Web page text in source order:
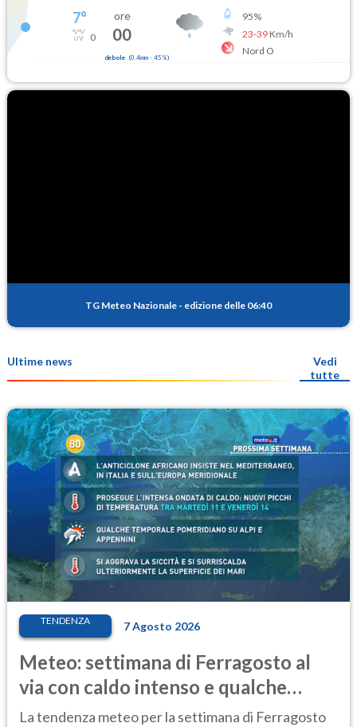
7°
0
ore
00
debole (0.4mm- 45 %)
95%
23-39Km/h
Nord O
TG Meteo Nazionale - edizione delle 06:40
Ultime news
Vedi
tutte
TENDENZA 7 Agosto 2026
Meteo: settimana di Ferragosto al
via con caldo intenso e qualche
temporale
La tendenza meteo per la settimana di Ferragosto